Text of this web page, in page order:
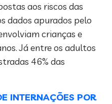
aos riscos das
dados apurados pelo
crianças e
Já entre os adultos
46% das
INTERNAÇÕES POR